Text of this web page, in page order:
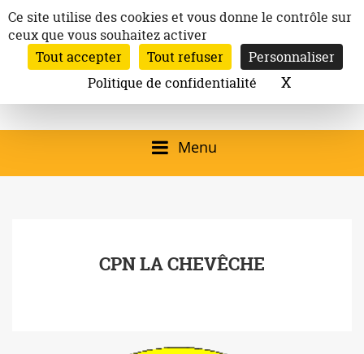
au
contenu
Ville de
Launaguet
Site officiel de la
Mairie de
Launaguet (31140)
qui présente la ville,
programmation
Inscription à la newsletter
Email:
Rechercher
Menu
CPN LA CHEVÊCHE
Panneau de gestion des cookies
Ce site utilise des cookies et vous donne le contrôle sur
ceux que vous souhaitez activer
Tout accepter
Tout refuser
Personnaliser
Politique de confidentialité
XMasquer